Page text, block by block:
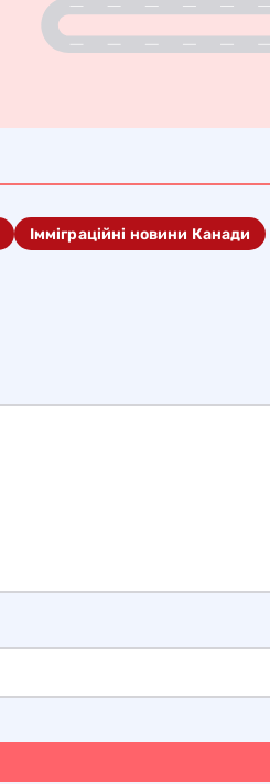
Імміграційні новини Канади